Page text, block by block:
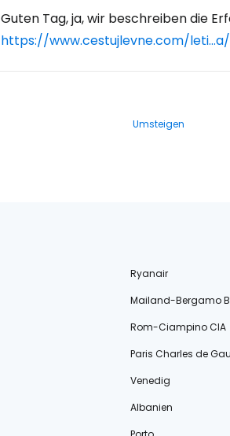
Guten Tag, ja, wir beschreiben die
https://www.cestujlevne.com/
Umsteigen
Ryanair
Mailand-Bergamo
Rom-Ciampino CIA
Paris Charles de
Venedig
Albanien